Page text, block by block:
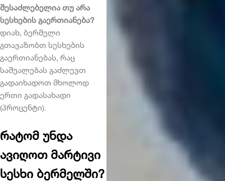
შესაძლებელია თუ არა
სესხების გაერთიანება?
დიახ, ბერმელი
გთავაზობთ სესხების
გაერთიანებას, რაც
საშუალებას გაძლევთ
გადაიხადოთ მხოლოდ
ერთი გადასახადი
(პროცენტი).
რატომ უნდა
ავიღოთ მარტივი
სესხი ბერმელში?